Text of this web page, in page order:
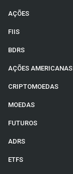
AÇÕES
FIIS
BDRS
AÇÕES AMERICANAS
CRIPTOMOEDAS
MOEDAS
FUTUROS
ADRS
ETFS